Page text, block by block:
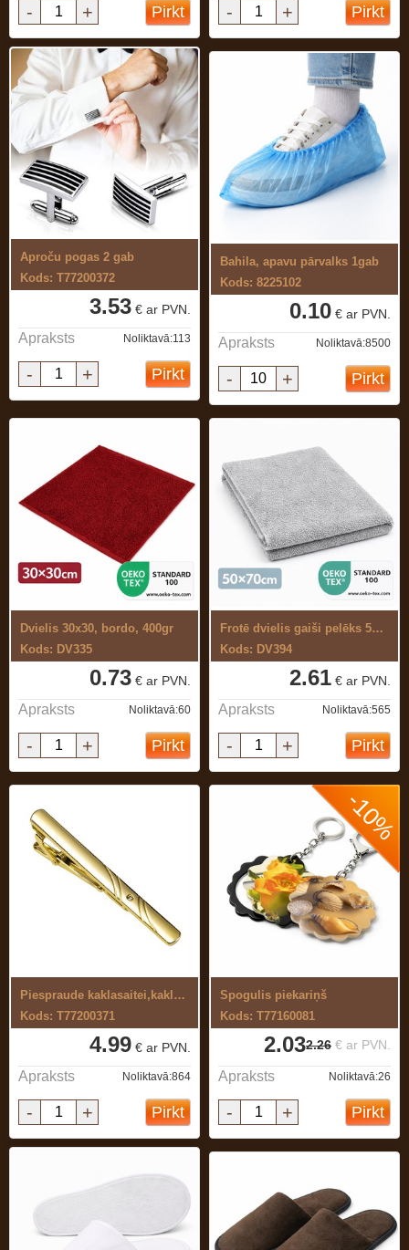
- + Pirkt - + Pirkt
Aproču pogas 2 gab
Kods: T77200372
3.53 € ar PVN.
Apraksts Noliktavā:113
- + Pirkt
Bahila, apavu pārvalks 1gab
Kods: 8225102
0.10 € ar PVN.
Apraksts Noliktavā:8500
- + Pirkt
Dvielis 30x30, bordo, 400gr
Kods: DV335
0.73 € ar PVN.
Apraksts Noliktavā:60
- + Pirkt
Frotē dvielis gaiši pelēks 50x70 cm
Kods: DV394
2.61 € ar PVN.
Apraksts Noliktavā:565
- + Pirkt
Piespraude kaklasaitei,kaklasaites ...
Kods: T77200371
4.99 € ar PVN.
Apraksts Noliktavā:864
- + Pirkt
-10%
Spogulis piekariņš
Kods: T77160081
2.26 € ar PVN.
2.03
Apraksts Noliktavā:26
- + Pirkt